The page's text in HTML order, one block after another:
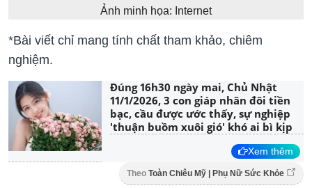
Ảnh minh họa: Internet
*Bài viết chỉ mang tính chất tham khảo, chiêm
nghiệm.
Đúng 16h30 ngày mai, Chủ Nhật
11/1/2026, 3 con giáp nhân đôi tiền
bạc, cầu được ước thấy, sự nghiệp
'thuận buồm xuôi gió' khó ai bì kịp
Xem thêm
Theo Toàn Chiêu Mỹ | Phụ Nữ Sức Khỏe